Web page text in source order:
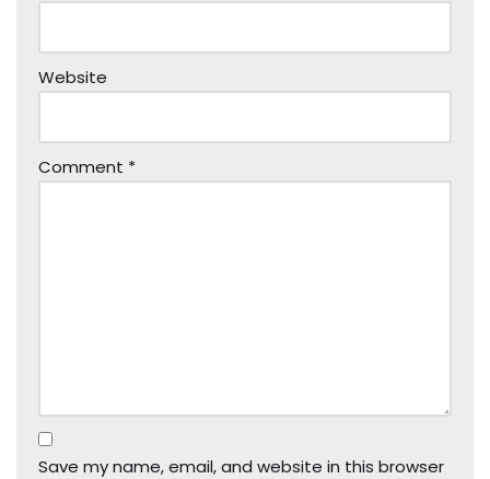
Website
Comment *
Save my name, email, and website in this browser